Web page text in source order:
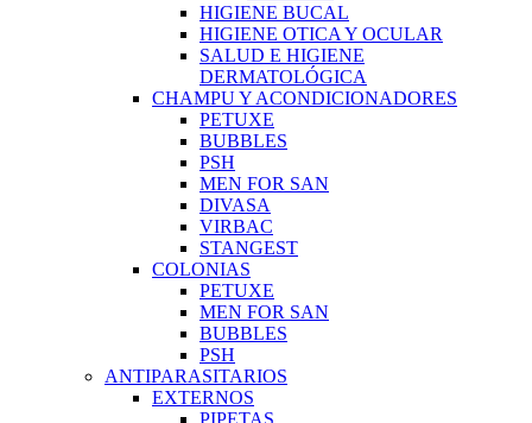
HIGIENE BUCAL
HIGIENE OTICA Y OCULAR
SALUD E HIGIENE
DERMATOLÓGICA
CHAMPU Y ACONDICIONADORES
PETUXE
BUBBLES
PSH
MEN FOR SAN
DIVASA
VIRBAC
STANGEST
COLONIAS
PETUXE
MEN FOR SAN
BUBBLES
PSH
ANTIPARASITARIOS
EXTERNOS
PIPETAS